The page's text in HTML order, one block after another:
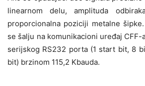
linearnom delu, amplituda
proporcionalna poziciji metalne
se šalju na komunikacioni uređaj
serijskog RS232 porta (1 start bit, 8
bit) brzinom 115,2 Kbauda.